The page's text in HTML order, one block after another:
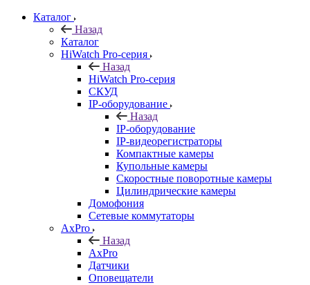
Каталог
Назад
Каталог
HiWatch Pro-серия
Назад
HiWatch Pro-серия
CКУД
IP-оборудование
Назад
IP-оборудование
IP-видеорегистраторы
Компактные камеры
Купольные камеры
Скоростные поворотные камеры
Цилиндрические камеры
Домофония
Сетевые коммутаторы
AxPro
Назад
AxPro
Датчики
Оповещатели